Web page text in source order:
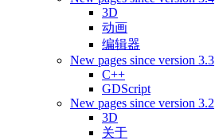
3D
动画
编辑器
New pages since version 3.3
C++
GDScript
New pages since version 3.2
3D
关于